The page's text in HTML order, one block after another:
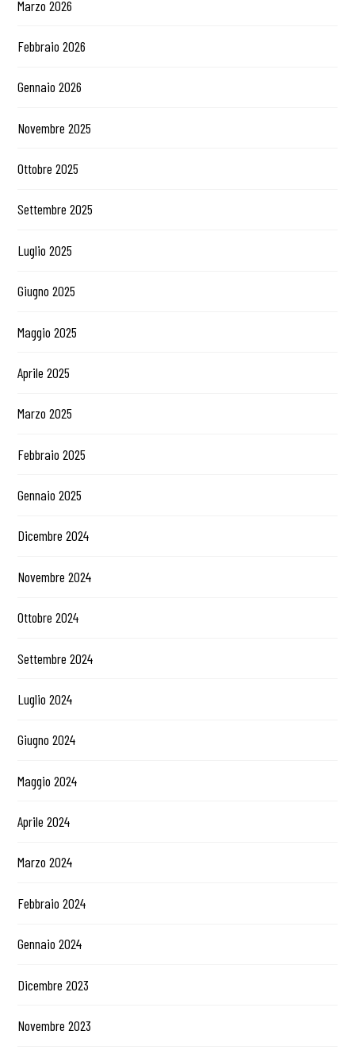
Marzo 2026
Febbraio 2026
Gennaio 2026
Novembre 2025
Ottobre 2025
Settembre 2025
Luglio 2025
Giugno 2025
Maggio 2025
Aprile 2025
Marzo 2025
Febbraio 2025
Gennaio 2025
Dicembre 2024
Novembre 2024
Ottobre 2024
Settembre 2024
Luglio 2024
Giugno 2024
Maggio 2024
Aprile 2024
Marzo 2024
Febbraio 2024
Gennaio 2024
Dicembre 2023
Novembre 2023